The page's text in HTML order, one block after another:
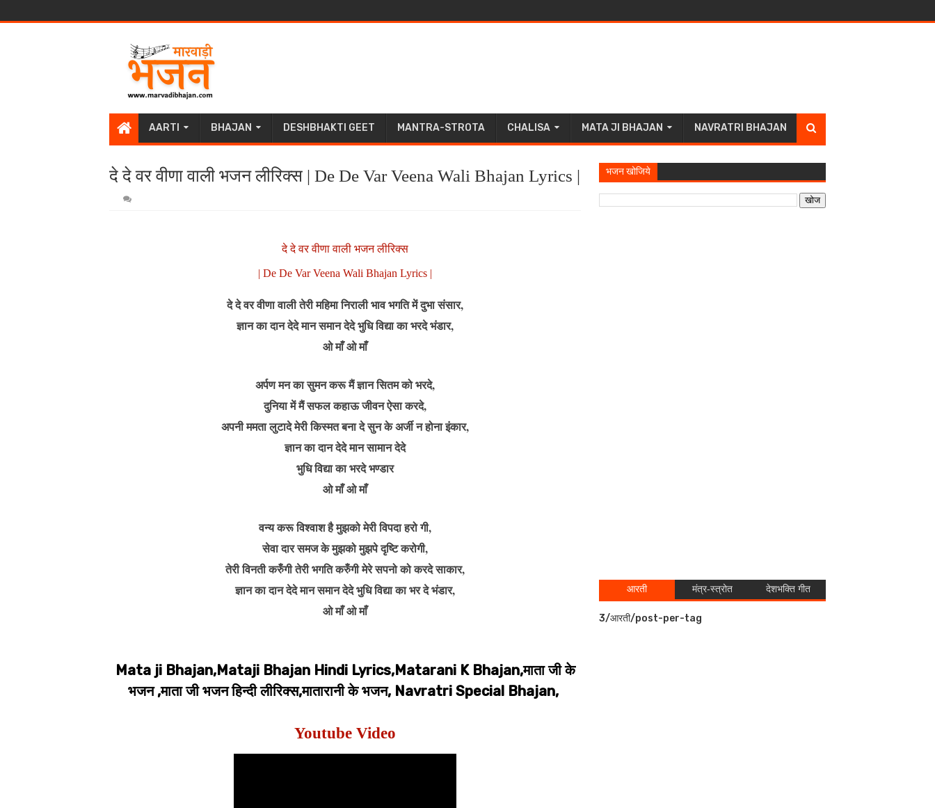
AARTI BHAJAN DESHBHAKTI GEET MANTRA-STROTA CHALISA MATA JI BHAJAN NAVRATRI BHAJAN
दे दे वर वीणा वाली भजन लीरिक्स | De De Var Veena Wali Bhajan Lyrics |
दे दे वर वीणा वाली भजन लीरिक्स
| De De Var Veena Wali Bhajan Lyrics |
दे दे वर वीणा वाली तेरी महिमा निराली भाव भगति में दुभा संसार,
ज्ञान का दान देदे मान समान देदे भुधि विद्या का भरदे भंडार,
ओ माँ ओ माँ
अर्पण मन का सुमन करू मैं ज्ञान सितम को भरदे,
दुनिया में मैं सफल कहाऊ जीवन ऐसा करदे,
अपनी ममता लुटादे मेरी किस्मत बना दे सुन के अर्जी न होना इंकार,
ज्ञान का दान देदे मान सामान देदे
भुधि विद्या का भरदे भण्डार
ओ माँ ओ माँ
वन्य करू विश्वाश है मुझको मेरी विपदा हरो गी,
सेवा दार समज के मुझको मुझपे दृष्टि करोगी,
तेरी विनती करुँगी तेरी भगति करुँगी मेरे सपनो को करदे साकार,
ज्ञान का दान देदे मान समान देदे भुधि विद्या का भर दे भंडार,
ओ माँ ओ माँ
Mata ji Bhajan,Mataji Bhajan Hindi Lyrics,Matarani K Bhajan,माता जी के
भजन ,माता जी भजन हिन्दी लीरिक्स,मातारानी के भजन, Navratri Special Bhajan,
Youtube Video
भजन खोजिये
आरती मंत्र-स्त्रोत देशभक्ति गीत
3/आरती/post-per-tag